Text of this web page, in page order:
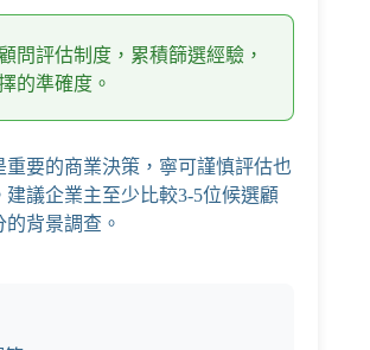
問評估制度，累積篩選經驗，
的準確度。
重要的商業決策，寧可謹慎評估也
建議企業主至少比較3-5位候選顧
背景調查。